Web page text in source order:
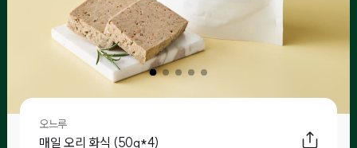
오느루
매일 오리 화식 (50g*4)